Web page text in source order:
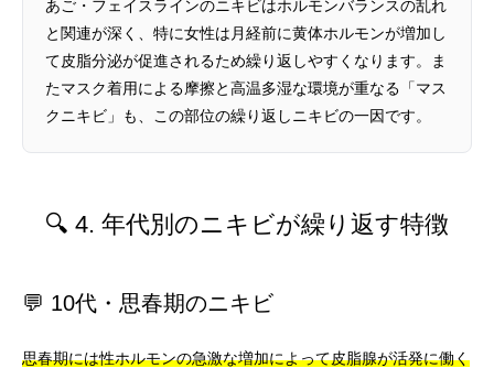
あご・フェイスラインのニキビはホルモンバランスの乱れ
と関連が深く、特に女性は月経前に黄体ホルモンが増加し
て皮脂分泌が促進されるため繰り返しやすくなります。ま
たマスク着用による摩擦と高温多湿な環境が重なる「マス
クニキビ」も、この部位の繰り返しニキビの一因です。
🔍 4. 年代別のニキビが繰り返す特徴
💬 10代・思春期のニキビ
思春期には性ホルモンの急激な増加によって皮脂腺が活発に働く